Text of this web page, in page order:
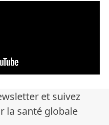
et suivez
la santé globale